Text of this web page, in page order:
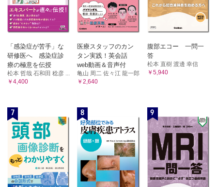
「感染症が苦手」な
研修医へ 感染症診
療の極意を伝授
松本 哲哉 石和田 稔彦 ...
￥4,400
医療スタッフのカン
タン実践！英会話
web動画＆音声付
亀山 周二 佐々江 龍一郎
￥2,640
腹部エコー 一問一
答
松本 直樹 渡邊 幸信
￥5,940
7 8 9